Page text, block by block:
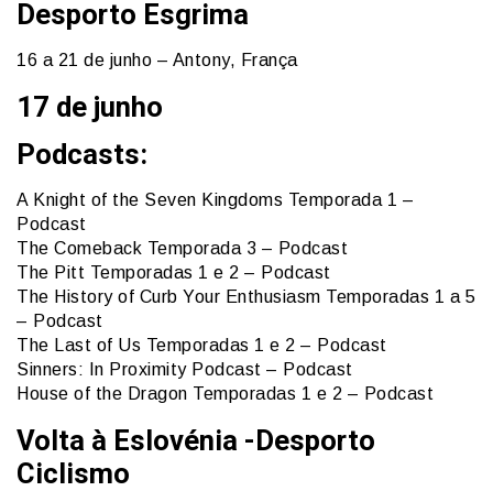
Desporto Esgrima
16 a 21 de junho – Antony, França
17 de junho
Podcasts:
A Knight of the Seven Kingdoms Temporada 1 –
Podcast
The Comeback Temporada 3 – Podcast
The Pitt Temporadas 1 e 2 – Podcast
The History of Curb Your Enthusiasm Temporadas 1 a 5
– Podcast
The Last of Us Temporadas 1 e 2 – Podcast
Sinners: In Proximity Podcast – Podcast
House of the Dragon Temporadas 1 e 2 – Podcast
Volta à Eslovénia -Desporto
Ciclismo